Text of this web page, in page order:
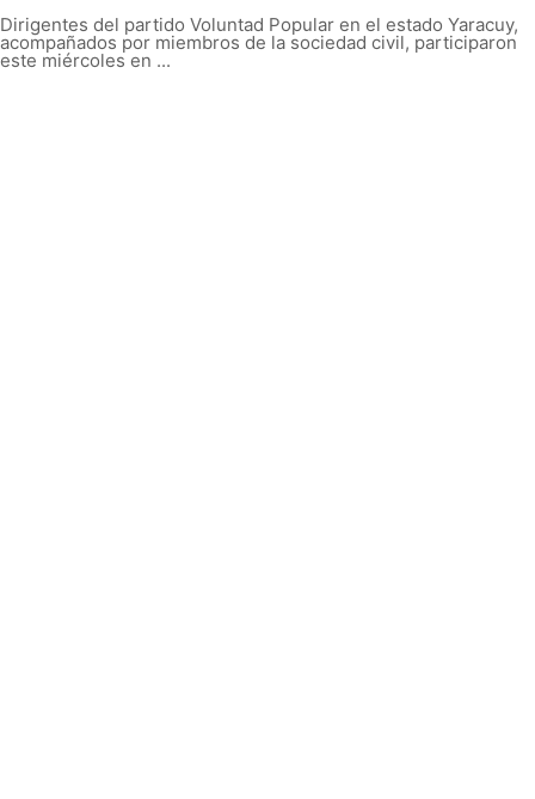
Dirigentes del partido Voluntad Popular en el estado Yaracuy,
acompañados por miembros de la sociedad civil, participaron
este miércoles en ...